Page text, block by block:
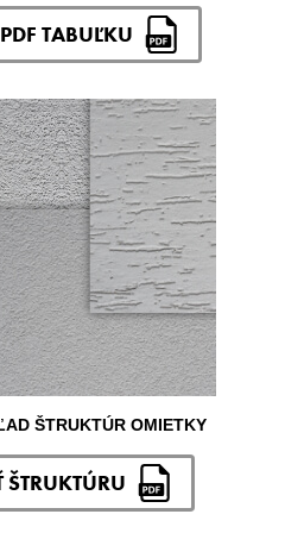
TABUĽKU
ŠTRUKTÚR OMIETKY